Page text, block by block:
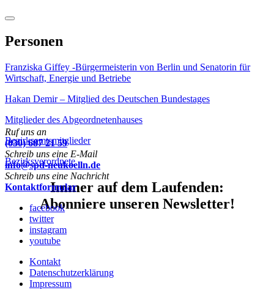
Menu
Personen
Franziska Giffey -Bürgermeisterin von Berlin und Senatorin für
Wirtschaft, Energie und Betriebe
Hakan Demir – Mitglied des Deutschen Bundestages
Mitglieder des Abgeordnetenhauses
Bezirksamtsmitglieder
Bezirksverordnete
Immer auf dem Laufenden:
Abonniere unseren Newsletter!
Ruf uns an
(030) 687 21 59
Schreib uns eine E-Mail
info@spd-neukoelln.de
Schreib uns eine Nachricht
Kontaktformular
facebook
twitter
instagram
youtube
Kontakt
Datenschutzerklärung
Impressum